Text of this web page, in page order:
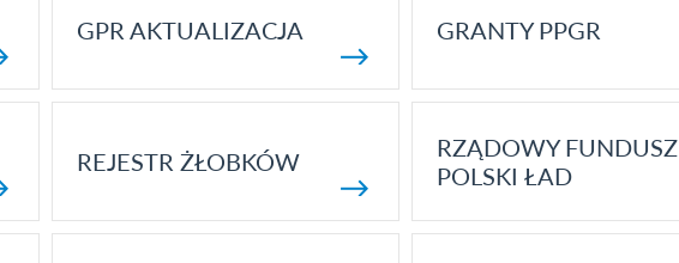
GPR AKTUALIZACJA GRANTY PPGR
REJESTR ŻŁOBKÓW
RZĄDOWY FUNDUSZ
POLSKI ŁAD